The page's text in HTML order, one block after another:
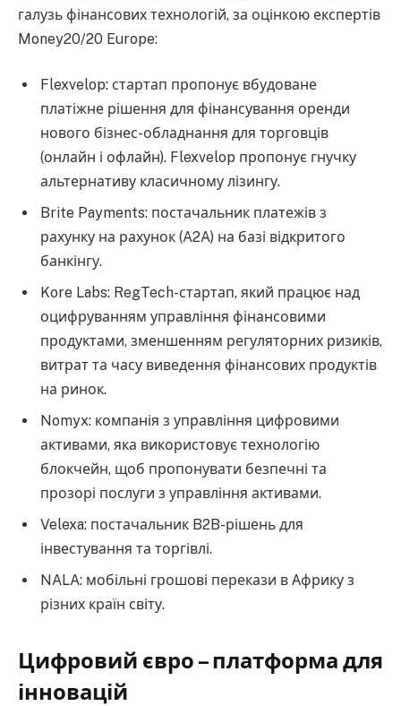
галузь фінансових технологій, за оцінкою експертів
Money20/20 Europe:
Flexvelop: стартап пропонує вбудоване
платіжне рішення для фінансування оренди
нового бізнес-обладнання для торговців
(онлайн і офлайн). Flexvelop пропонує гнучку
альтернативу класичному лізингу.
Brite Payments: постачальник платежів з
рахунку на рахунок (A2A) на базі відкритого
банкінгу.
Kore Labs: RegTech-стартап, який працює над
оцифруванням управління фінансовими
продуктами, зменшенням регуляторних ризиків,
витрат та часу виведення фінансових продуктів
на ринок.
Nomyx: компанія з управління цифровими
активами, яка використовує технологію
блокчейн, щоб пропонувати безпечні та
прозорі послуги з управління активами.
Velexa: постачальник B2B-рішень для
інвестування та торгівлі.
NALA: мобільні грошові перекази в Африку з
різних країн світу.
Цифровий євро – платформа для
інновацій